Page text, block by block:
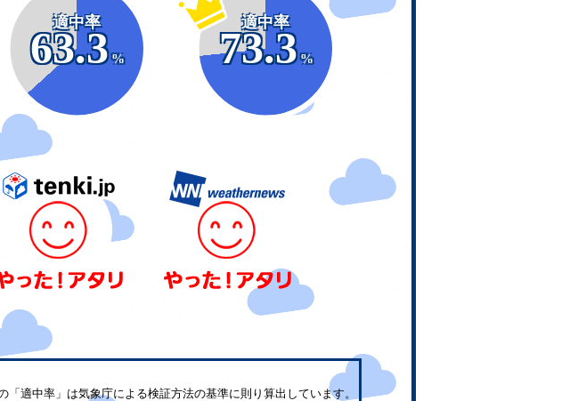
適中率
63.3
%
適中率
73.3
%
「適中率」は気象庁による検証方法の基準に則り算出しています。